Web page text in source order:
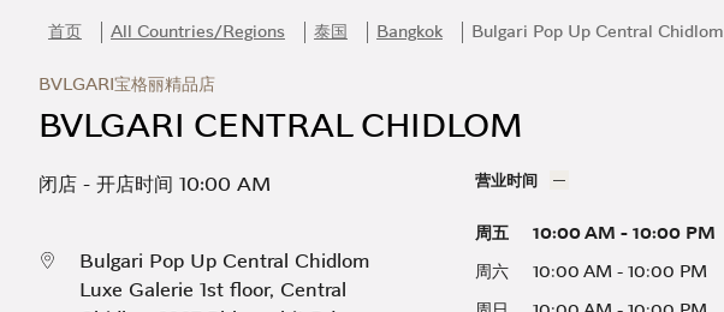
首页 All Countries/Regions 泰国 Bangkok Bulgari Pop Up Central Chidlom
BVLGARI宝格丽精品店
BVLGARI CENTRAL CHIDLOM
闭店 - 开店时间 10:00 AM
Bulgari Pop Up Central Chidlom
Luxe Galerie 1st floor, Central
营业时间
Day of the Week
周五 10:00 AM - 10:00 PM
周六
10:00 AM- 10:00 PM